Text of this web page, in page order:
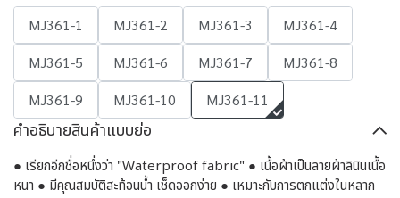
MJ361-1 MJ361-2 MJ361-3
MJ361-4
MJ361-5
MJ361-6 MJ361-7
MJ361-8
MJ361-9
MJ361-10 MJ361-11
คำอธิบายสินค้าแบบย่อ
● เรียกอีกชื่อหนึ่งว่า "Waterproof fabric" ● เนื้อผ้าเป็นลายผ้าลินินเนื้อ
หนา ● มีคุณสมบัติสะท้อนน้ำ เช็ดออกง่าย ● เหมาะกับการตกแต่งในหลาก